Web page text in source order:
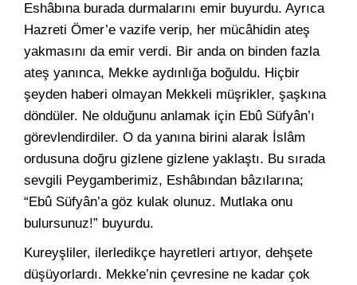
Eshâbına burada durmalarını emir buyurdu. Ayrıca
Hazreti Ömer’e vazife verip, her mücâhidin ateş
yakmasını da emir verdi. Bir anda on binden fazla
ateş yanınca, Mekke aydınlığa boğuldu. Hiçbir
şeyden haberi olmayan Mekkeli müşrikler, şaşkına
döndüler. Ne olduğunu anlamak için Ebû Süfyân’ı
görevlendirdiler. O da yanına birini alarak İslâm
ordusuna doğru gizlene gizlene yaklaştı. Bu sırada
sevgili Peygamberimiz, Eshâbından bâzılarına;
“Ebû Süfyân’a göz kulak olunuz. Mutlaka onu
bulursunuz!” buyurdu.
Kureyşliler, ilerledikçe hayretleri artıyor, dehşete
düşüyorlardı. Mekke’nin çevresine ne kadar çok